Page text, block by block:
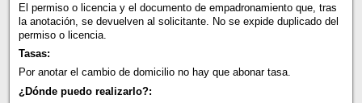
El permiso o licencia y el documento de empadronamiento que, tras
la anotación, se devuelven al solicitante. No se expide duplicado del
permiso o licencia.
Tasas:
Por anotar el cambio de domicilio no hay que abonar tasa.
¿Dónde puedo realizarlo?: